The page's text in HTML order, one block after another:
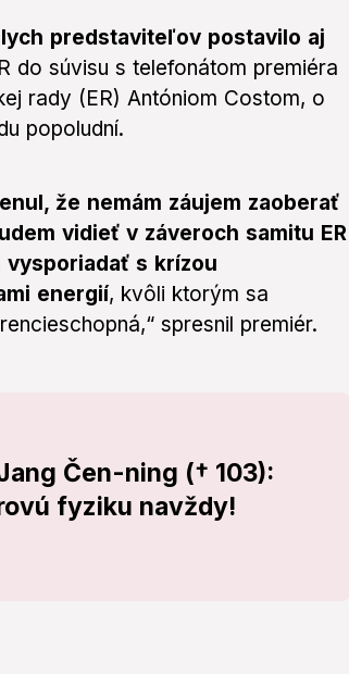
predstaviteľov postavilo aj
do súvisu s telefonátom premiéra
rady (ER) Antóniom Costom, o
popoludní.
že nemám záujem zaoberať
vidieť v záveroch samitu ER
vysporiadať s krízou
energií, kvôli ktorým sa
spresnil premiér.
Čen-ning († 103):
fyziku navždy!